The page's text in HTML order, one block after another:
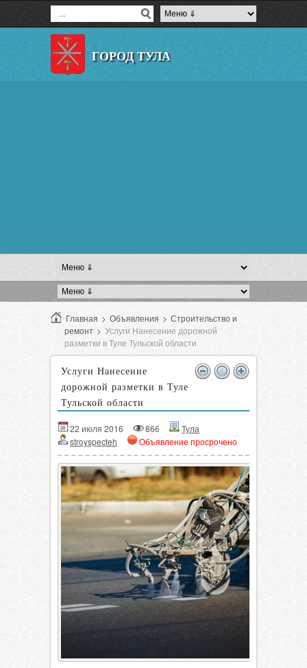
ГОРОД ТУЛА
Главная > Объявления > Строительство и
ремонт > Услуги Нанесение дорожной
разметки в Туле Тульской области
Услуги Нанесение
дорожной разметки в Туле
Тульской области
22 июля 2016 866
Тула
stroyspecteh
Объявление просрочено